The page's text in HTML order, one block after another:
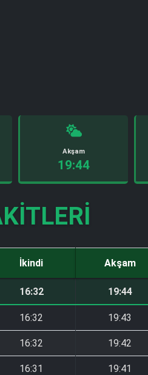
Akşam
19:44
İkindi Akşam
16:32 19:44
16:32 19:43
16:32 19:42
16:31 19:41